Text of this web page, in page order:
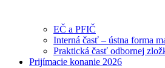
EČ a PFIČ
Interná časť – ústna forma
Praktická časť odbornej
Prijímacie konanie 2026